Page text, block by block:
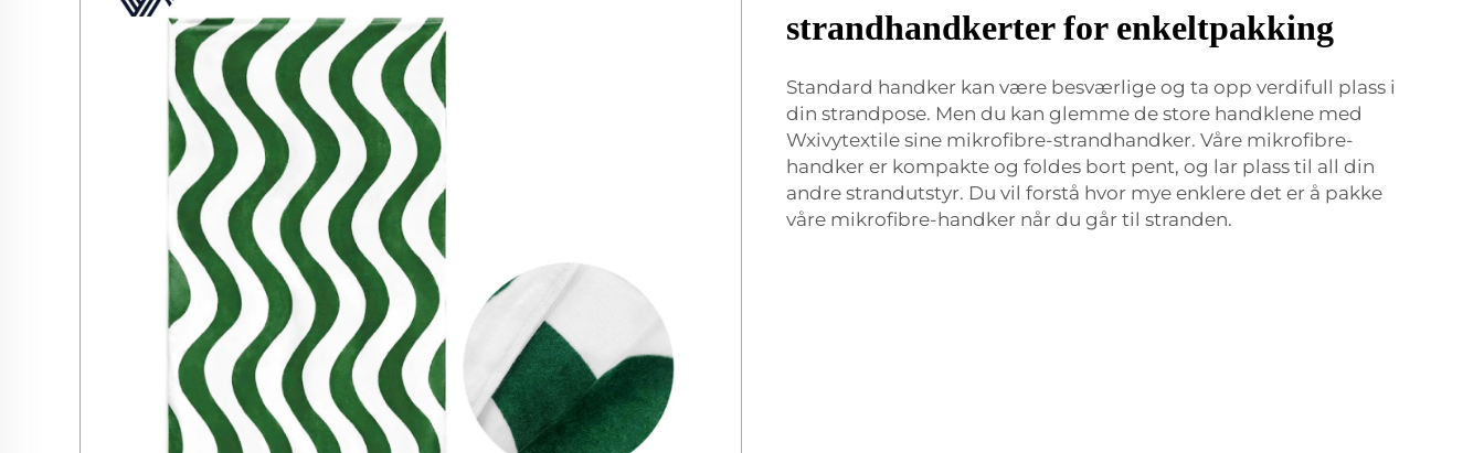
strandhandkerter for enkeltpakking
Standard handker kan være besværlige og ta opp verdifull plass i
din strandpose. Men du kan glemme de store handklene med
Wxivytextile sine mikrofibre-strandhandker. Våre mikrofibre-
handker er kompakte og foldes bort pent, og lar plass til all din
andre strandutstyr. Du vil forstå hvor mye enklere det er å pakke
våre mikrofibre-handker når du går til stranden.